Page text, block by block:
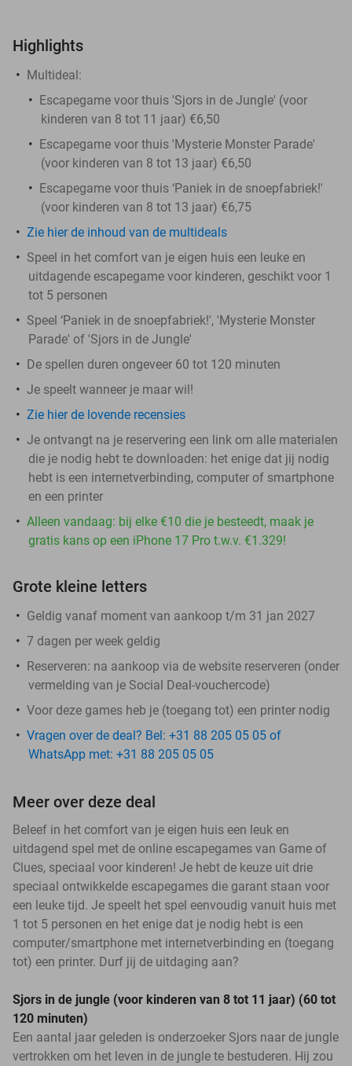
Highlights
Multideal:
Escapegame voor thuis 'Sjors in de Jungle' (voor
kinderen van 8 tot 11 jaar) €6,50
Escapegame voor thuis 'Mysterie Monster Parade'
(voor kinderen van 8 tot 13 jaar) €6,50
Escapegame voor thuis ‘Paniek in de snoepfabriek!'
(voor kinderen van 8 tot 13 jaar) €6,75
Zie hier de inhoud van de multideals
Speel in het comfort van je eigen huis een leuke en
uitdagende escapegame voor kinderen, geschikt voor 1
tot 5 personen
Speel ‘Paniek in de snoepfabriek!', 'Mysterie Monster
Parade' of 'Sjors in de Jungle'
De spellen duren ongeveer 60 tot 120 minuten
Je speelt wanneer je maar wil!
Zie hier de lovende recensies
Je ontvangt na je reservering een link om alle materialen
die je nodig hebt te downloaden: het enige dat jij nodig
hebt is een internetverbinding, computer of smartphone
en een printer
Alleen vandaag: bij elke €10 die je besteedt, maak je
gratis kans op een iPhone 17 Pro t.w.v. €1.329!
Grote kleine letters
Geldig vanaf moment van aankoop t/m 31 jan 2027
7 dagen per week geldig
Reserveren: na aankoop via de website reserveren (onder
vermelding van je Social Deal-vouchercode)
Voor deze games heb je (toegang tot) een printer nodig
Vragen over de deal? Bel: +31 88 205 05 05 of
WhatsApp met: +31 88 205 05 05
Meer over deze deal
Beleef in het comfort van je eigen huis een leuk en
uitdagend spel met de online escapegames van Game of
Clues, speciaal voor kinderen! Je hebt de keuze uit drie
speciaal ontwikkelde escapegames die garant staan voor
een leuke tijd. Je speelt het spel eenvoudig vanuit huis met
1 tot 5 personen en het enige dat je nodig hebt is een
computer/smartphone met internetverbinding en (toegang
tot) een printer. Durf jij de uitdaging aan?
Sjors in de jungle (voor kinderen van 8 tot 11 jaar) (60 tot
120 minuten)
Een aantal jaar geleden is onderzoeker Sjors naar de jungle
vertrokken om het leven in de jungle te bestuderen. Hij zou